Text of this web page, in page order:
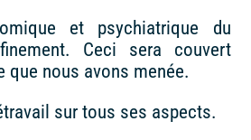
et psychiatrique du
Ceci sera couvert
que nous avons menée.
sur tous ses aspects.